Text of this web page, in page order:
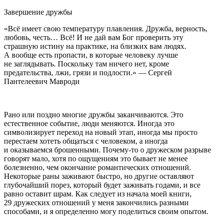
Завершение дружбы
«Всё имеет свою температуру плавления. Дружба, верность,
любовь, честь… Всё! И не дай вам Бог проверить эту
страшную истину на практике, на близких вам людях.
А вообще есть пропасти, в которые человеку лучше
не заглядывать. Поскольку там ничего нет, кроме
предательства, лжи, грязи и подлости.» — Сергей
Пантелеевич Мавроди
Рано или поздно многие дружбы заканчиваются. Это
естественное событие, люди меняются. Иногда это
символизирует переход на новый этап, иногда мы просто
перестаем хотеть общаться с человеком, а иногда
и оказываемся брошенными. Почему-то о дружеском разрыве
говорят мало, хотя по ощущениям это бывает не менее
болезненно, чем окончание романтических отношений.
Некоторые раны заживают быстро, но другие оставляют
глубочайший порез, который будет заживать годами, и все
равно оставит шрам. Как следует из начала моей книги,
29 дружеских отношений у меня закончились разными
способами, и я определенно могу поделиться своим опытом.